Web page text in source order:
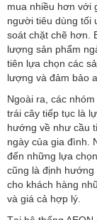
mua nhiều hơn với
người tiêu dùng tối
soát chặt chẽ hơn.
lượng sản phẩm
tiên lựa chọn các
lượng và đảm bảo
Ngoài ra, các
trái cây tiếp tục là
hướng về như cầu
ngày của gia đình.
đến những lựa
cũng là định hướng
cho khách hàng
và giá cả hợp lý.